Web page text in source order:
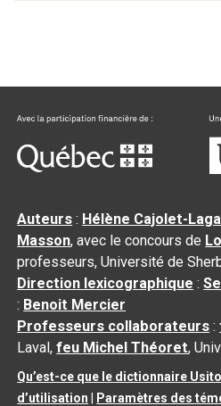
Auteurs : Hélène Cajolet-
Masson, avec le concours de
professeurs, Université de
Direction lexicographique :
: Benoit Mercier
Professeurs collaborateurs :
Laval,feu Michel Théoret,
Qu’est-ce que le dictionnaire
d’utilisation
Paramètres des